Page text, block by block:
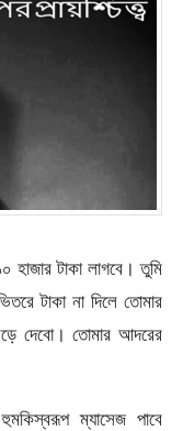
হাজার টাকা লাগবে। তুমি
টাকা না দিলে তোমার
দেবো। তোমার আদরের
ম্যাসেজ পাবে